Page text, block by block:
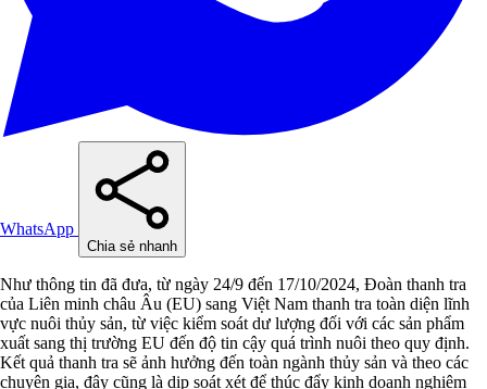
WhatsApp
Chia sẻ nhanh
Như thông tin đã đưa, từ ngày 24/9 đến 17/10/2024, Đoàn thanh tra
của Liên minh châu Âu (EU) sang Việt Nam thanh tra toàn diện lĩnh
vực nuôi thủy sản, từ việc kiểm soát dư lượng đối với các sản phẩm
xuất sang thị trường EU đến độ tin cậy quá trình nuôi theo quy định.
Kết quả thanh tra sẽ ảnh hưởng đến toàn ngành thủy sản và theo các
chuyên gia, đây cũng là dịp soát xét để thúc đẩy kinh doanh nghiêm